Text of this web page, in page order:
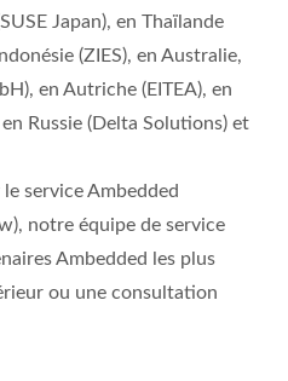
Japan), en Thaïlande
(ZIES), en Australie,
en Autriche (EITEA), en
Russie (Delta Solutions) et
service Ambedded
notre équipe de service
Ambedded les plus
ou une consultation